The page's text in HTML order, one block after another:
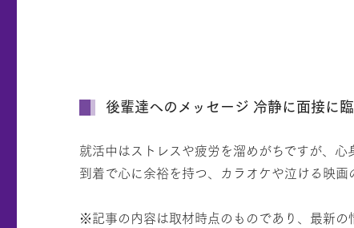
後輩達へのメッセージ 冷静に面接に
就活中はストレスや疲労を溜めがちですが、
到着で心に余裕を持つ、カラオケや泣ける映
※記事の内容は取材時点のものであり、最新の